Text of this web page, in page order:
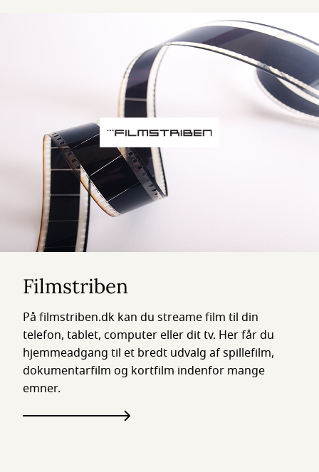
Filmstriben
På filmstriben.dk kan du streame film til din
telefon, tablet, computer eller dit tv. Her får du
hjemmeadgang til et bredt udvalg af spillefilm,
dokumentarfilm og kortfilm indenfor mange
emner.